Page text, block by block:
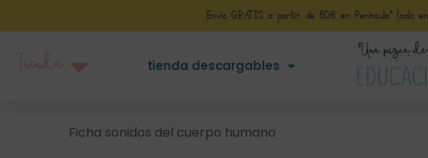
Envío GRATIS a partir de 50€ en Península* (solo
tienda descargables
Ficha sonidos del cuerpo humano